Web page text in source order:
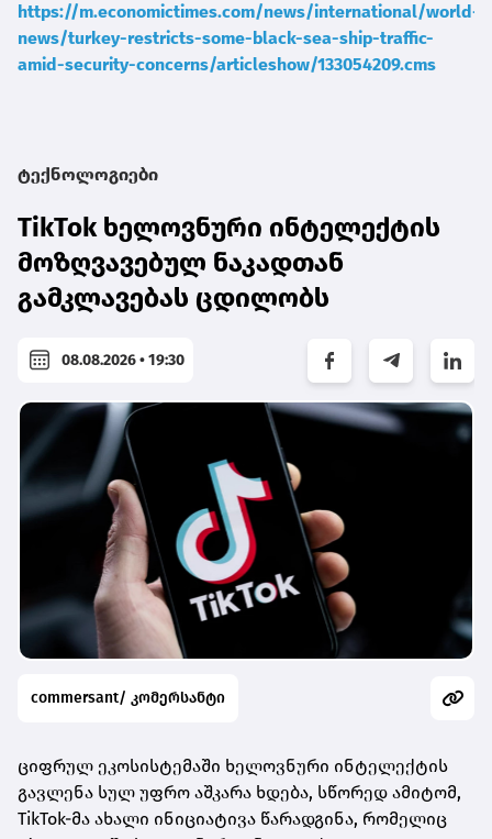
https://m.economictimes.com/news/international/world-
news/turkey-restricts-some-black-sea-ship-traffic-
amid-security-concerns/articleshow/133054209.cms
ტექნოლოგიები
TikTok ხელოვნური ინტელექტის
მოზღვავებულ ნაკადთან
გამკლავებას ცდილობს
08.08.2026 • 19:30
commersant/ კომერსანტი
ციფრულ ეკოსისტემაში ხელოვნური ინტელექტის
გავლენა სულ უფრო აშკარა ხდება, სწორედ ამიტომ,
TikTok-მა ახალი ინიციატივა წარადგინა, რომელიც